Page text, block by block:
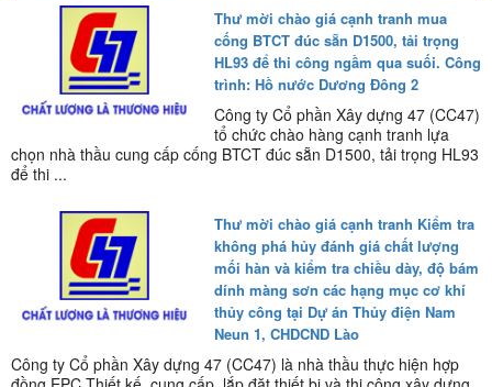
Thư mời chào giá cạnh tranh mua
cống BTCT đúc sẵn D1500, tải trọng
HL93 để thi công ngầm qua suối. Công
trình: Hồ nước Dương Đông 2
Công ty Cổ phần Xây dựng 47 (CC47)
tổ chức chào hàng cạnh tranh lựa
chọn nhà thầu cung cấp cống BTCT đúc sẵn D1500, tải trọng HL93
để thi ...
Thư mời chào giá cạnh tranh Kiểm tra
không phá hủy đánh giá chất lượng
mối hàn và kiểm tra chiều dày, độ bám
dính màng sơn các hạng mục cơ khí
thủy công tại Dự án Thủy điện Nam
Neun 1, CHDCND Lào
Công ty Cổ phần Xây dựng 47 (CC47) là nhà thầu thực hiện hợp